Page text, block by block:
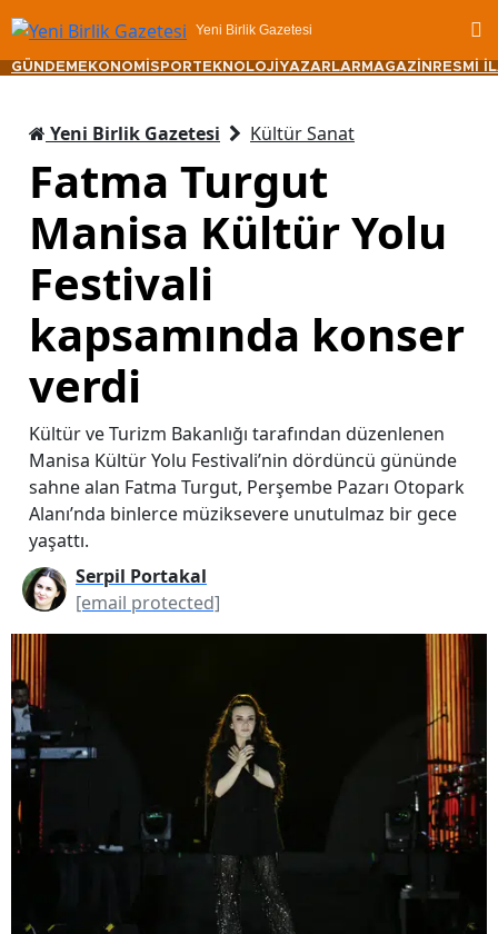
Yeni Birlik Gazetesi
GÜNDEM EKONOMİ SPORTEKNOLOJİ YAZARLAR MAGAZİN RESMİ
Yeni Birlik Gazetesi Kültür Sanat
Fatma Turgut
Manisa Kültür Yolu
Festivali
kapsamında konser
verdi
Kültür ve Turizm Bakanlığı tarafından düzenlenen
Manisa Kültür Yolu Festivali’nin dördüncü gününde
sahne alan Fatma Turgut, Perşembe Pazarı Otopark
Alanı’nda binlerce müziksevere unutulmaz bir gece
yaşattı.
Serpil Portakal
[email protected]